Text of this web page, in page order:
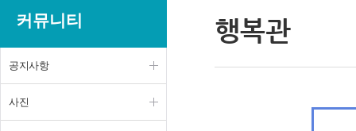
커뮤니티
공지사항
사진
행복관